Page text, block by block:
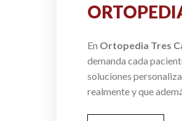
En Ortopedia Tres
demanda cada
soluciones
realmente y que